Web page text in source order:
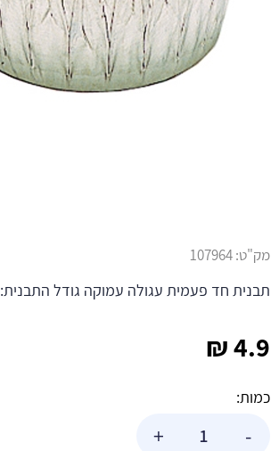
4.9
₪
כמות:
-
+
מק"ט:107964
תבנית חד פעמית עגולה עמוקה גודל התבנית: 25×10 ס”מ